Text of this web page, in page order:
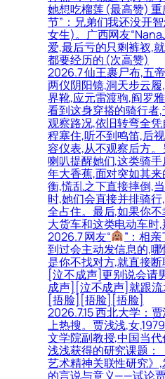
她想吃榴莲 (最高赞)
节”：兄弟们我还没开
女生)。广西网友
爱,最后亏的只剩裤衩,
都要经历的 (次高赞)
2026.7 仙王裹尸布,五
两仪阴阳镜,洞天步云
界靴,应元雷渡驹,阎罗
看到这身穿搭的骑行者
观察路况,依旧转弯全
程塞住,听不到鸣笛,后
容仪表,从不观察后方
喇叭提醒她们,这类骑
年大香蕉,面对突如其
衡,慌乱之下直接摔倒,
时,她们会直接并排骑
全占住。最后,如果你
大货车和这类电动车时
2026.7 网友“
”：相
到过会主动发信息的,
是你不找对方,就直接
[泣不成声]更别说会请
成声][泣不成声]就跟
[捂脸][捂脸][捂脸]
2026.7.15 西北大学：
上热搜。贾浅浅,女
文学院副教授,中国当
浅浅获得的研究课题：
艺术精神关联性研究》
的言说与意义——试论贾